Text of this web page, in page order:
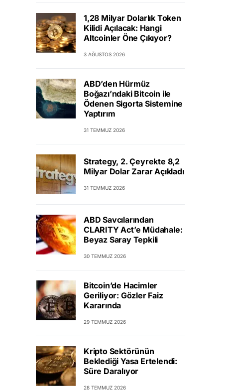
1,28 Milyar Dolarlık Token
Kilidi Açılacak: Hangi
Altcoinler Öne Çıkıyor?
3 AĞUSTOS 2026
ABD’den Hürmüz
Boğazı’ndaki Bitcoin ile
Ödenen Sigorta Sistemine
Yaptırım
31 TEMMUZ 2026
Strategy, 2. Çeyrekte 8,2
Milyar Dolar Zarar Açıkladı
31 TEMMUZ 2026
ABD Savcılarından
CLARITY Act’e Müdahale:
Beyaz Saray Tepkili
30 TEMMUZ 2026
Bitcoin’de Hacimler
Geriliyor: Gözler Faiz
Kararında
29 TEMMUZ 2026
Kripto Sektörünün
Beklediği Yasa Ertelendi:
Süre Daralıyor
28 TEMMUZ 2026